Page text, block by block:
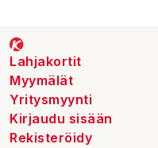
Lahjakortit
Myymälät
Yritysmyynti
Kirjaudu sisään
Rekisteröidy